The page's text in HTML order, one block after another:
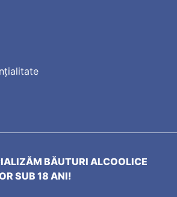
BĂUTURI ALCOOLICE
SUB 18 ANI!